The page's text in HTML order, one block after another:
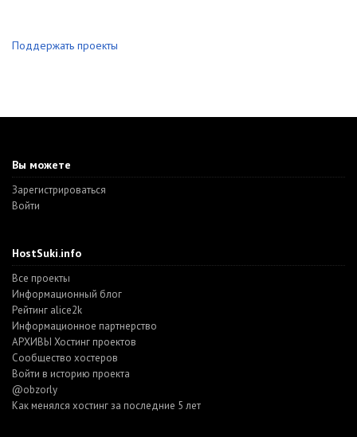
Поддержать проекты
Вы можете
Зарегистрироваться
Войти
HostSuki.info
Все проекты
Информационный блог
Рейтинг alice2k
Информационное партнерство
АРХИВЫ Хостинг проектов
Cообщество хостеров
Войти в историю проекта
@obzorly
Как менялся хостинг за последние 5 лет